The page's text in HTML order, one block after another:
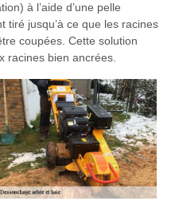
à l’aide d’une pelle
tiré jusqu’à ce que les racines
coupées. Cette solution
racines bien ancrées.